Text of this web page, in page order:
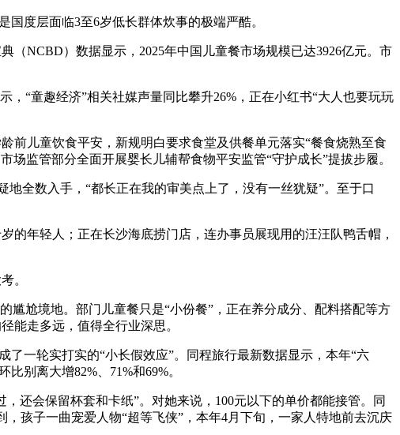
度层面临3至6岁低长群体炊事的极端严酷。
NCBD）数据显示，2025年中国儿童餐市场规模已达3926亿元。市
“童趣经济”相关社媒声量同比攀升26%，正在小红书“大人也要玩玩
儿童饮食平安，新规明白要求食堂及供餐单元落实“餐食烧熟至食
监管部分全面开展婴长儿辅帮食物平安监管“守护成长”提拔步履。
全数入手，“都长正在我的审美点上了，没有一丝犹疑”。至于口
年轻人；正在长沙海底捞门店，连办事员展现用的汪汪队鸭舌帽，
。
尬境地。部门儿童餐只是“小份餐”，正在养分成分、配料搭配等方
能走多远，值得全行业深思。
一轮实打实的“小长假效应”。同程旅行最新数据显示，本年“六
别离大增82%、71%和69%。
还会保留杯套和卡纸”。对她来说，100元以下的单价都能接管。同
孩子一曲宠爱人物“超等飞侠”，本年4月下旬，一家人特地前去沉庆